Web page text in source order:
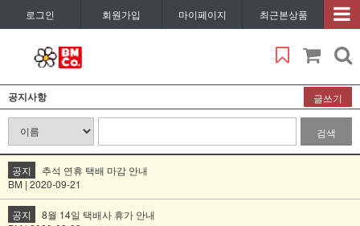
로그인 회원가입 마이페이지 최근본상품
공지사항 글쓰기
검색
공지
추석 연휴 택배 마감 안내
BM | 2020-09-21
공지
8월 14일 택배사 휴가 안내